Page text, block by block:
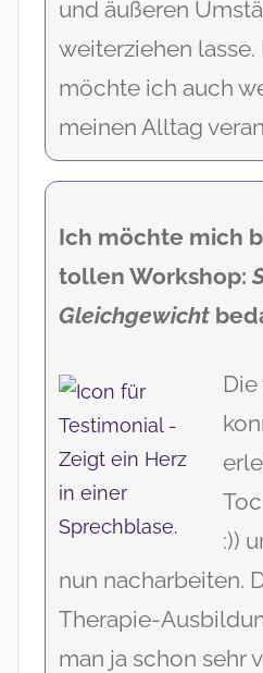
und äußeren
weiterziehen
möchte ich auch
meinen Alltag
Ich möchte mich
tollen Workshop:
Gleichgewicht
:))
nun nacharbeiten.
Therapie-
man ja schon sehr